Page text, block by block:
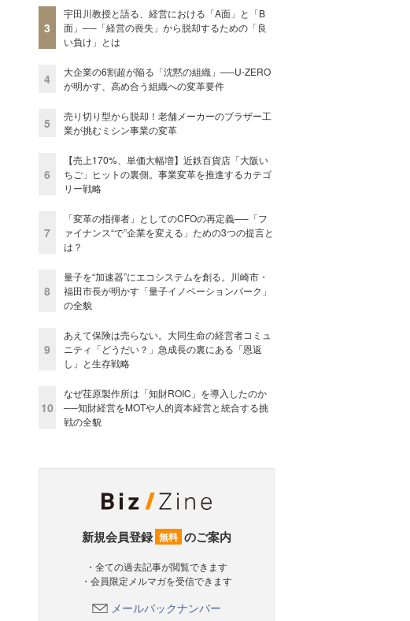
3
宇田川教授と語る、経営における「A面」と「B
面」──「経営の喪失」から脱却するための「良
い負け」とは
4
大企業の6割超が陥る「沈黙の組織」──U-ZERO
が明かす、高め合う組織への変革要件
5
売り切り型から脱却！老舗メーカーのブラザー工
業が挑むミシン事業の変革
6
【売上170%、単価大幅増】近鉄百貨店「大阪い
ちご」ヒットの裏側。事業変革を推進するカテゴ
リー戦略
7
「変革の指揮者」としてのCFOの再定義──「フ
ァイナンス“で”企業を変える」ための3つの提言と
は？
8
量子を“加速器”にエコシステムを創る。川崎市・
福田市長が明かす「量子イノベーションパーク」
の全貌
9
あえて保険は売らない。大同生命の経営者コミュ
ニティ「どうだい？」急成長の裏にある「恩返
し」と生存戦略
10
なぜ荏原製作所は「知財ROIC」を導入したのか
──知財経営をMOTや人的資本経営と統合する挑
戦の全貌
新規会員登録 無料 のご案内
・全ての過去記事が閲覧できます
・会員限定メルマガを受信できます
メールバックナンバー